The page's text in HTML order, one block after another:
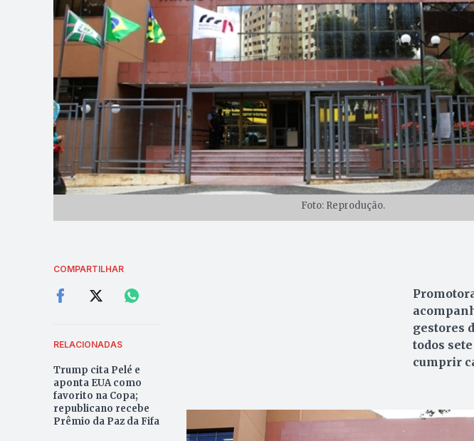
Foto: Reprodução.
COMPARTILHAR
RELACIONADAS
Trump cita Pelé e
aponta EUA como
favorito na Copa;
republicano recebe
Prêmio da Paz da Fifa
gestores
todos
cumprir